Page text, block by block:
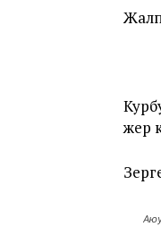
жер